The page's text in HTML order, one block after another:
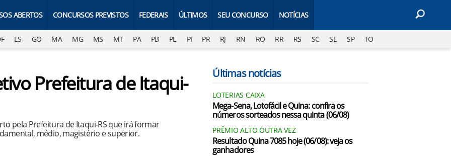
ABERTOS CONCURSOS PREVISTOS FEDERAIS ÚLTIMOS SEU CONCURSO NOTÍCIAS
ES GO MA MG MS MT PA PB PE PI PR RJ RN RO RR RS SC SE SP TO
Prefeitura de Itaqui-
pela Prefeitura de Itaqui-RS que irá formar
médio, magistério e superior.
Últimas notícias
LOTERIAS CAIXA
Mega-Sena, Lotofácil e Quina: confira os
números sorteados nessa quinta (06/08)
PRÊMIO ALTO OUTRA VEZ
Resultado Quina 7085 hoje (06/08): veja os
ganhadores